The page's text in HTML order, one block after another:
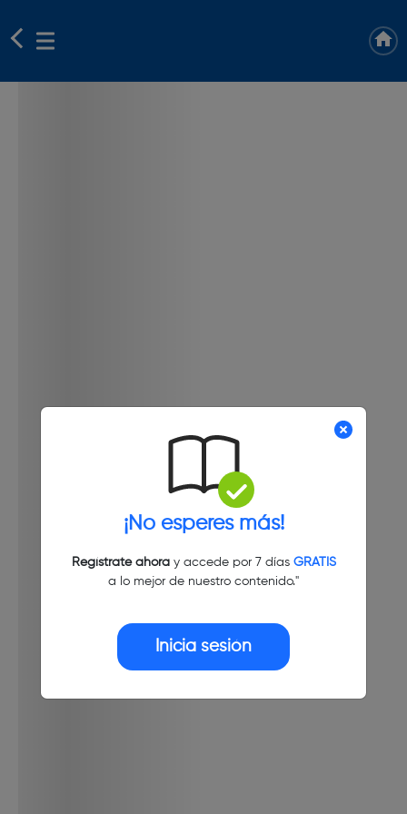
¡No esperes más!
Regístrate ahoray accede por 7 días GRATIS
a lo mejor de nuestro contenido."
Inicia sesión